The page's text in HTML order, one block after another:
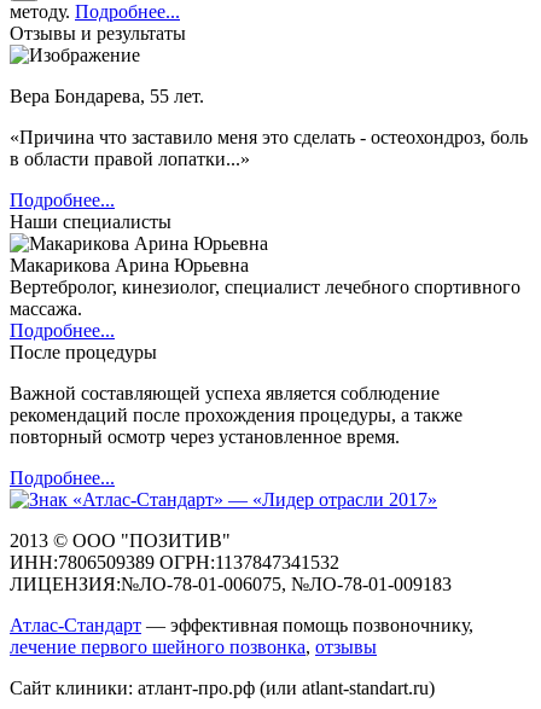
методу. Подробнее...
Отзывы и результаты
Вера Бондарева, 55 лет.
«Причина что заставило меня это сделать - остеохондроз, боль
в области правой лопатки...»
Подробнее...
Наши специалисты
Макарикова Арина Юрьевна
Вертебролог, кинезиолог, специалист лечебного спортивного
массажа.
Подробнее...
После процедуры
Важной составляющей успеха является соблюдение
рекомендаций после прохождения процедуры, а также
повторный осмотр через установленное время.
Подробнее...
2013 © ООО "ПОЗИТИВ"
ИНН:7806509389 ОГРН:1137847341532
ЛИЦЕНЗИЯ:№ЛО-78-01-006075, №ЛО-78-01-009183
Атлас-Стандарт — эффективная помощь позвоночнику,
лечение первого шейного позвонка, отзывы
Сайт клиники: атлант-про.рф (или atlant-standart.ru)